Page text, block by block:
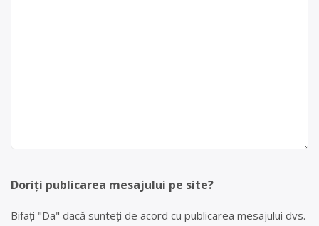
Doriți publicarea mesajului pe site?
Bifați "Da" dacă sunteți de acord cu publicarea mesajului dvs.